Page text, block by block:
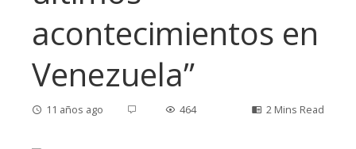
acontecimientos en
Venezuela”
11 años ago 464 2 Mins Read